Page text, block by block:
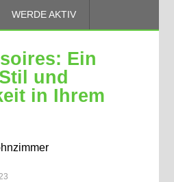
WERDE AKTIV
Ein
und
in Ihrem